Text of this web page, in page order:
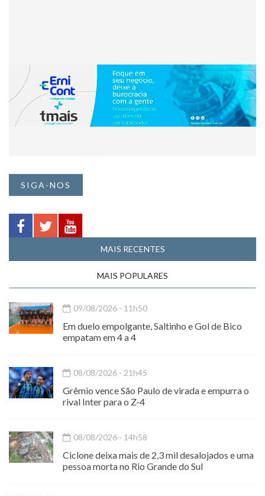
SIGA-NOS
MAIS RECENTES
MAIS POPULARES
09/08/2026 - 11h50
Em duelo empolgante, Saltinho e Gol de Bico
empatam em 4 a 4
08/08/2026 - 21h45
Grêmio vence São Paulo de virada e empurra o
rival Inter para o Z-4
08/08/2026 - 14h58
Ciclone deixa mais de 2,3 mil desalojados e uma
pessoa morta no Rio Grande do Sul